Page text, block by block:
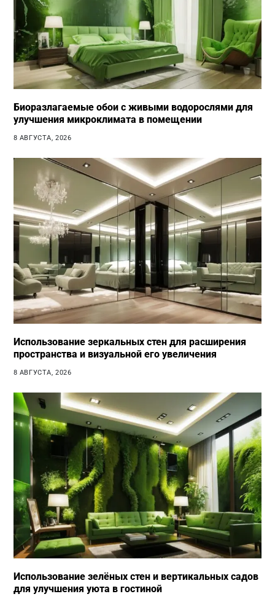
Биоразлагаемые обои с живыми водорослями для
улучшения микроклимата в помещении
8 АВГУСТА, 2026
Использование зеркальных стен для расширения
пространства и визуальной его увеличения
8 АВГУСТА, 2026
Использование зелёных стен и вертикальных садов
для улучшения уюта в гостиной